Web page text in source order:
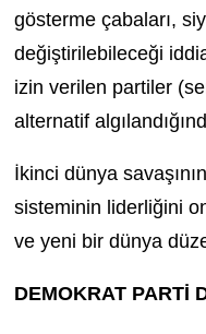
gösterme çabaları,
değiştirilebileceği
izin verilen partiler
alternatif
İkinci dünya
sisteminin liderliğini
ve yeni bir dünya
DEMOKRAT PARTİ